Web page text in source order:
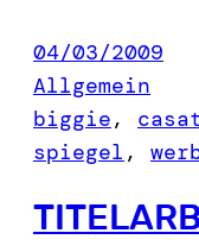
04/03/2009
Allgemein
biggie,
spiegel ,